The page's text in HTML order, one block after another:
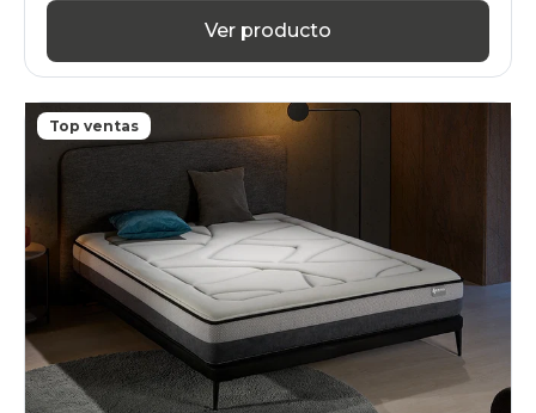
Ver producto
Top ventas